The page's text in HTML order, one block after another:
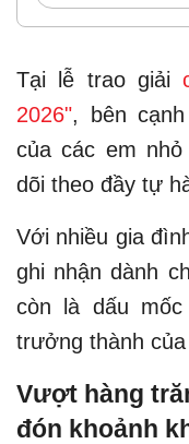
Tại lễ trao giải
2026", bên
của các em
dõi theo đầy tự
Với nhiều gia
ghi nhận dành
còn là dấu
trưởng thành của
Vượt hàng
đón khoảnh